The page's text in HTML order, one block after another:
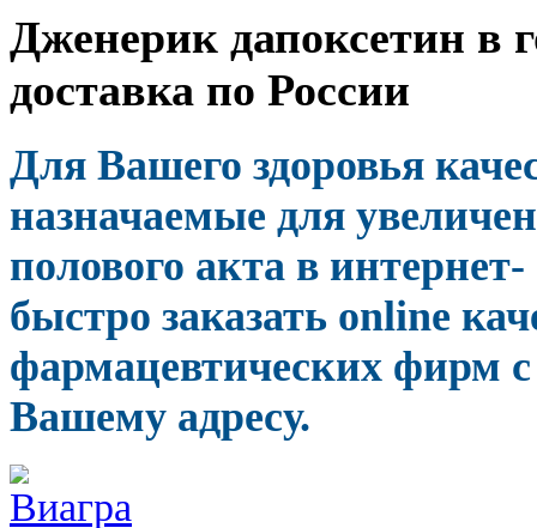
Дженерик дапоксетин в
доставка по России
Для Вашего здоровья
назначаемые для
полового акта в
быстро заказать online
фармацевтических фирм
Вашему адресу.